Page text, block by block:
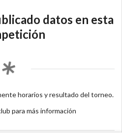
datos en esta
horarios y resultado del torneo.
para más información